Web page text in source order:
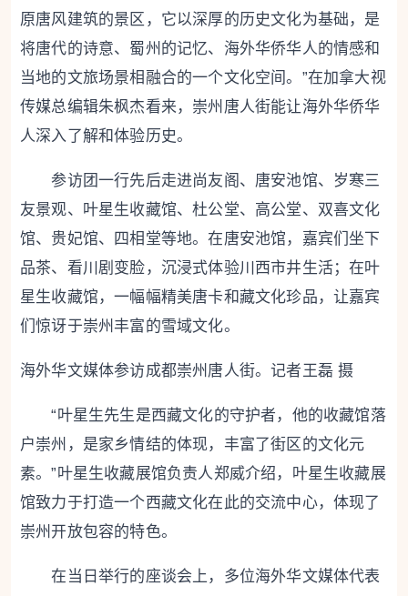
原唐风建筑的景区，它以深厚的历史文化为基础，是
将唐代的诗意、蜀州的记忆、海外华侨华人的情感和
当地的文旅场景相融合的一个文化空间。”在加拿大视
传媒总编辑朱枫杰看来，崇州唐人街能让海外华侨华
人深入了解和体验历史。
参访团一行先后走进尚友阁、唐安池馆、岁寒三
友景观、叶星生收藏馆、杜公堂、高公堂、双喜文化
馆、贵妃馆、四相堂等地。在唐安池馆，嘉宾们坐下
品茶、看川剧变脸，沉浸式体验川西市井生活；在叶
星生收藏馆，一幅幅精美唐卡和藏文化珍品，让嘉宾
们惊讶于崇州丰富的雪域文化。
海外华文媒体参访成都崇州唐人街。记者王磊 摄
“叶星生先生是西藏文化的守护者，他的收藏馆落
户崇州，是家乡情结的体现，丰富了街区的文化元
素。”叶星生收藏展馆负责人郑威介绍，叶星生收藏展
馆致力于打造一个西藏文化在此的交流中心，体现了
崇州开放包容的特色。
在当日举行的座谈会上，多位海外华文媒体代表